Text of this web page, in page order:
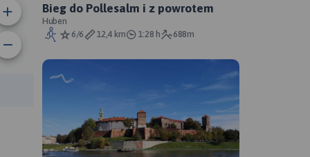
Bieg do Pollesalm i z powrotem
Huben
6/6
12,4 km 1:28 h 688m